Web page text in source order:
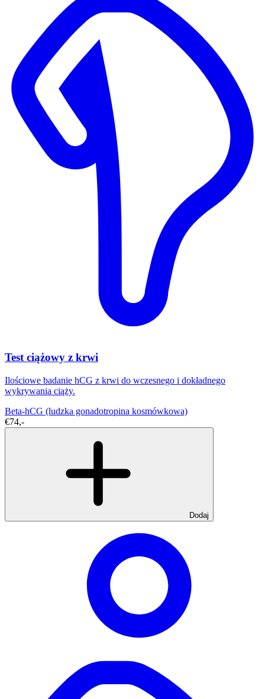
Test ciążowy z krwi
Ilościowe badanie hCG z krwi do wczesnego i dokładnego
wykrywania ciąży.
Beta-hCG (ludzka gonadotropina kosmówkowa)
€74,-
Dodaj